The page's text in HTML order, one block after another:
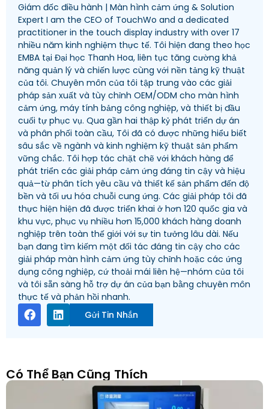
Giám đốc điều hành | Màn hình cảm ứng & Solution
Expert I am the CEO of TouchWo and a dedicated
practitioner in the touch display industry with over 17
nhiều năm kinh nghiệm thực tế. Tôi hiện đang theo học
EMBA tại Đại học Thanh Hoa, liên tục tăng cường khả
năng quản lý và chiến lược cùng với nền tảng kỹ thuật
của tôi. Chuyên môn của tôi tập trung vào các giải
pháp sản xuất và tùy chỉnh OEM/ODM cho màn hình
cảm ứng, máy tính bảng công nghiệp, và thiết bị đầu
cuối tự phục vụ. Qua gần hai thập kỷ phát triển dự án
và phân phối toàn cầu, Tôi đã có được những hiểu biết
sâu sắc về ngành và kinh nghiệm kỹ thuật sản phẩm
vững chắc. Tôi hợp tác chặt chẽ với khách hàng để
phát triển các giải pháp cảm ứng đáng tin cậy và hiệu
quả—từ phân tích yêu cầu và thiết kế sản phẩm đến độ
bền và tối ưu hóa chuỗi cung ứng. Các giải pháp tôi đã
thực hiện hiện đã được triển khai ở hơn 120 quốc gia và
khu vực, phục vụ nhiều hơn 15,000 khách hàng doanh
nghiệp trên toàn thế giới với sự tin tưởng lâu dài. Nếu
bạn đang tìm kiếm một đối tác đáng tin cậy cho các
giải pháp màn hình cảm ứng tùy chỉnh hoặc các ứng
dụng công nghiệp, cứ thoải mái liên hệ—nhóm của tôi
và tôi sẵn sàng hỗ trợ dự án của bạn bằng chuyên môn
thực tế và phản hồi nhanh.
Gửi Tin Nhắn
Có Thể Bạn Cũng Thích